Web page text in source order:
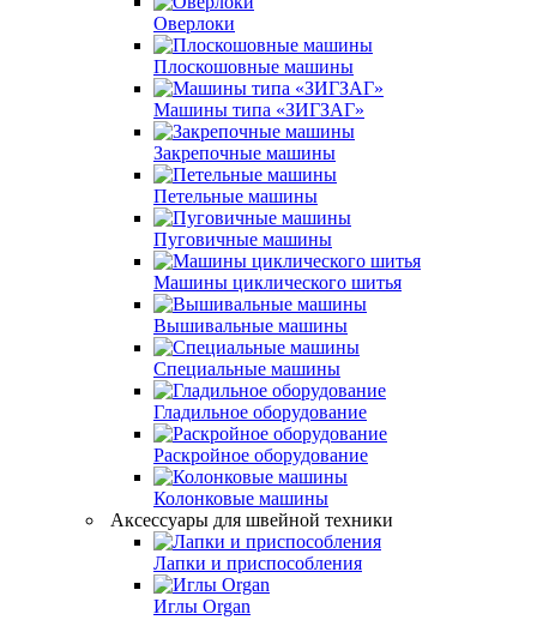
Оверлоки
Плоскошовные машины
Машины типа «ЗИГЗАГ»
Закрепочные машины
Петельные машины
Пуговичные машины
Машины циклического шитья
Вышивальные машины
Специальные машины
Гладильное оборудование
Раскройное оборудование
Колонковые машины
Аксессуары для швейной техники
Лапки и приспособления
Иглы Organ